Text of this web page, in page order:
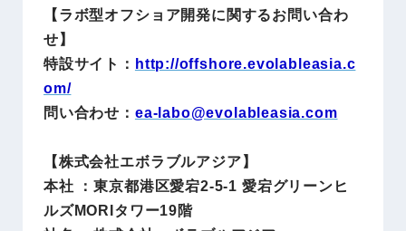
【ラボ型オフショア開発に関するお問い合わ
せ】
特設サイト： http://offshore.evolableasia.c
om/
問い合わせ： ea-labo@evolableasia.com
【株式会社エボラブルアジア】
本社 ：東京都港区愛宕2-5-1 愛宕グリーンヒ
ルズMORIタワー19階